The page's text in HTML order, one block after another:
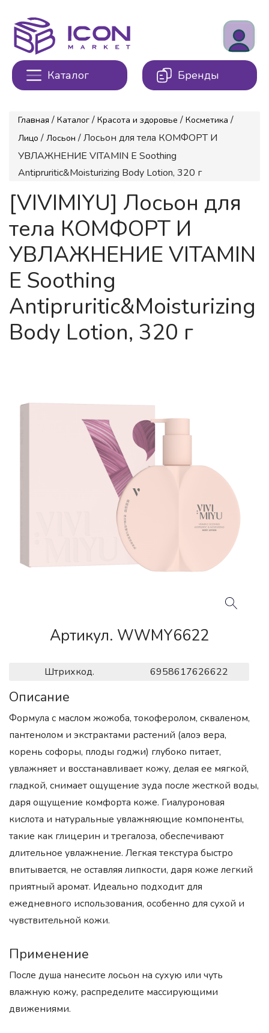
Каталог Бренды
Главная / Каталог / Красота и здоровье / Косметика /
Лицо / Лосьон / Лосьон для тела КОМФОРТ И
УВЛАЖНЕНИЕ VITAMIN E Soothing
Antipruritic&Moisturizing Body Lotion, 320 г
[VIVIMIYU] Лосьон для
тела КОМФОРТ И
УВЛАЖНЕНИЕ VITAMIN
E Soothing
Antipruritic&Moisturizing
Body Lotion, 320 г
Артикул. WWMY6622
Штрихкод. 6958617626622
Описание
Формула с маслом жожоба, токоферолом, скваленом,
пантенолом и экстрактами растений (алоэ вера,
корень софоры, плоды годжи) глубоко питает,
увлажняет и восстанавливает кожу, делая ее мягкой,
гладкой, снимает ощущение зуда после жесткой воды,
даря ощущение комфорта коже. Гиалуроновая
кислота и натуральные увлажняющие компоненты,
такие как глицерин и трегалоза, обеспечивают
длительное увлажнение. Легкая текстура быстро
впитывается, не оставляя липкости, даря коже легкий
приятный аромат. Идеально подходит для
ежедневного использования, особенно для сухой и
чувствительной кожи.
Применение
После душа нанесите лосьон на сухую или чуть
влажную кожу, распределите массирующими
движениями.